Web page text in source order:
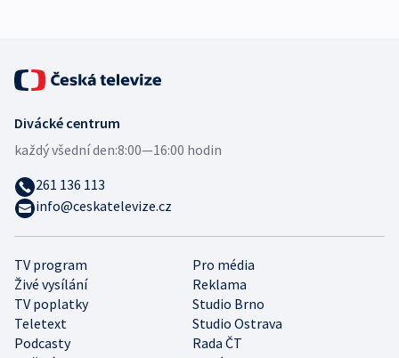
TV program
Pro média
Živé vysílání
Reklama
TV poplatky
Studio Brno
Teletext
Studio Ostrava
Podcasty
Rada ČT
Divácké centrum
každý všední den:8:00—16:00 hodin
261 136 113
info@ceskatelevize.cz